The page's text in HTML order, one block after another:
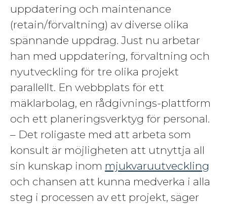
uppdatering och maintenance
(retain/förvaltning) av diverse olika
spännande uppdrag. Just nu arbetar
han med uppdatering, förvaltning och
nyutveckling för tre olika projekt
parallellt. En webbplats för ett
mäklarbolag, en rådgivnings-plattform
och ett planeringsverktyg för personal.
– Det roligaste med att arbeta som
konsult är möjligheten att utnyttja all
sin kunskap inom mjukvaruutveckling
och chansen att kunna medverka i alla
steg i processen av ett projekt, säger